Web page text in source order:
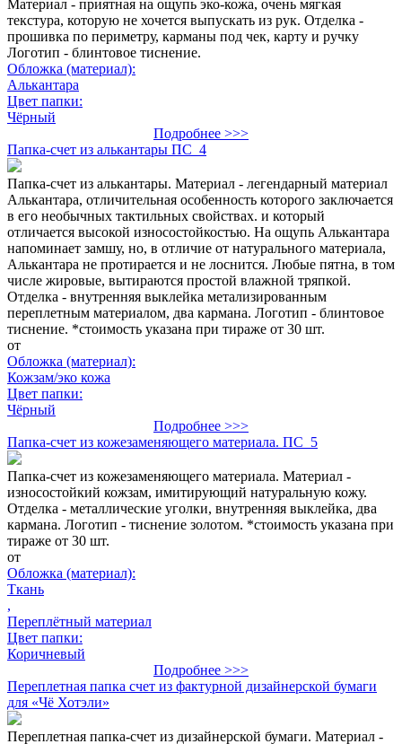
Материал - приятная на ощупь эко-кожа, очень мягкая
текстура, которую не хочется выпускать из рук. Отделка -
прошивка по периметру, карманы под чек, карту и ручку
Логотип - блинтовое тиснение.
Обложка (материал):
Алькантара
Цвет папки:
Чёрный
Подробнее >>>
Папка-счет из алькантары ПС_4
Папка-счет из алькантары. Материал - легендарный материал
Алькантара, отличительная особенность которого заключается
в его необычных тактильных свойствах. и который
отличается высокой износостойкостью. На ощупь Алькантара
напоминает замшу, но, в отличие от натурального материала,
Алькантара не протирается и не лоснится. Любые пятна, в том
числе жировые, вытираются простой влажной тряпкой.
Отделка - внутренняя выклейка метализированным
переплетным материалом, два кармана. Логотип - блинтовое
тиснение. *стоимость указана при тираже от 30 шт.
от
Обложка (материал):
Кожзам/эко кожа
Цвет папки:
Чёрный
Подробнее >>>
Папка-счет из кожезаменяющего материала. ПС_5
Папка-счет из кожезаменяющего материала. Материал -
износостойкий кожзам, имитирующий натуральную кожу.
Отделка - металлические уголки, внутренняя выклейка, два
кармана. Логотип - тиснение золотом. *стоимость указана при
тираже от 30 шт.
от
Обложка (материал):
Ткань
,
Переплётный материал
Цвет папки:
Коричневый
Подробнее >>>
Переплетная папка счет из фактурной дизайнерской бумаги
для «Чё Хотэли»
Переплетная папка-счет из дизайнерской бумаги. Материал -